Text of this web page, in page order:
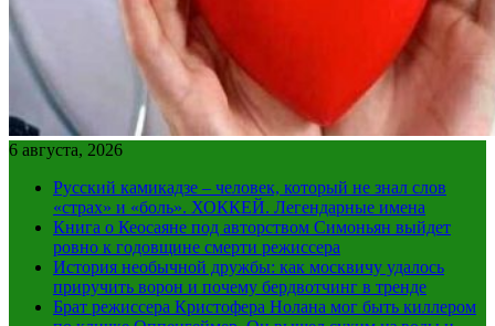
6 августа, 2026
Русский камикадзе – человек, который не знал слов
«страх» и «боль». ХОККЕЙ. Легендарные имена
Книга о Кеосаяне под авторством Симоньян выйдет
ровно к годовщине смерти режиссера
История необычной дружбы: как москвичу удалось
приручить ворон и почему бердвотчинг в тренде
Брат режиссера Кристофера Нолана мог быть киллером